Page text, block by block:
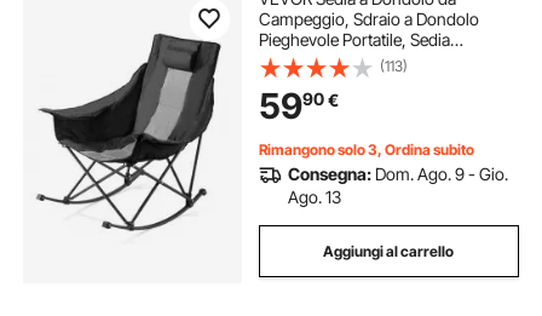
Campeggio, Sdraio a Dondolo
Pieghevole Portatile, Sedia
Reclinabile da Giardino, Carico
max. 100kg, Sdraio da Campeggio
Balcone, Giardino
(113)
5990€
Rimangono solo 3, Ordina subito
Consegna: Dom. Ago. 9 - Gio.
Ago. 13
Aggiungi al carrello